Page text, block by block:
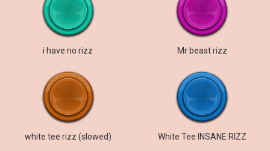
i have no rizz Mr beast rizz
white tee rizz (slowed) White Tee INSANE RIZZ